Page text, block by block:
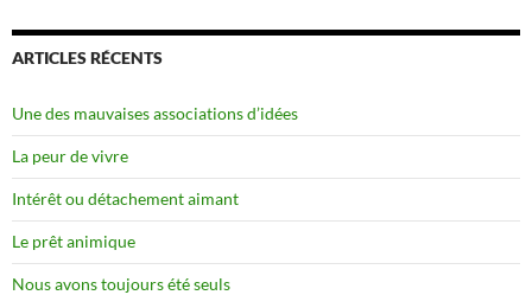
ARTICLES RÉCENTS
Une des mauvaises associations d’idées
La peur de vivre
Intérêt ou détachement aimant
Le prêt animique
Nous avons toujours été seuls